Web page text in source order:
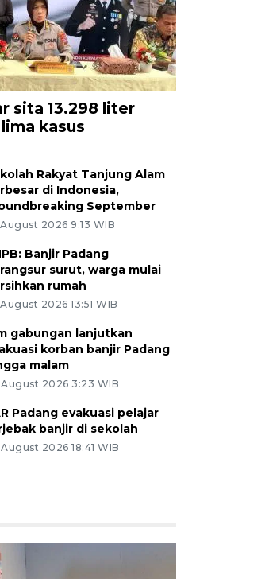
sita 13.298 liter
kasus
Rakyat Tanjung Alam
di Indonesia,
September
2026 9:13 WIB
Banjir Padang
surut, warga mulai
rumah
2026 13:51 WIB
gabungan lanjutkan
korban banjir Padang
malam
2026 3:23 WIB
Padang evakuasi pelajar
banjir di sekolah
2026 18:41 WIB